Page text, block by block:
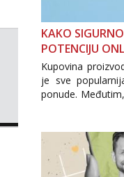
Tel:
KAKO
POTENCIJU
Kupovina
je sve
ponude.
se pojavljuju i
internetske